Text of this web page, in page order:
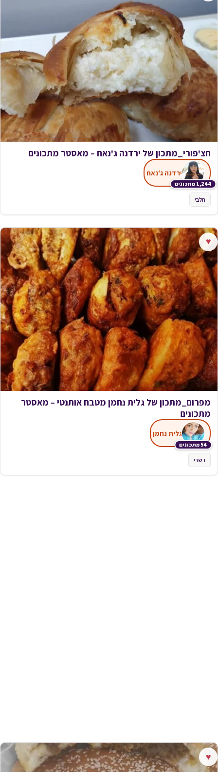
חצ'פורי_מתכון של ירדנה ג'נאח – מאסטר מתכונים
1,244 מתכונים
ירדנה ג'נאח
חלבי
♥
מפרום_מתכון של גלית נחמן מטבח אותנטי – מאסטר
מתכונים
54 מתכונים
גלית נחמן
בשרי
♥